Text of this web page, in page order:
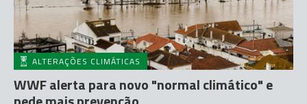
ALTERAÇÕES CLIMÁTICAS
WWF alerta para novo "normal climático" e